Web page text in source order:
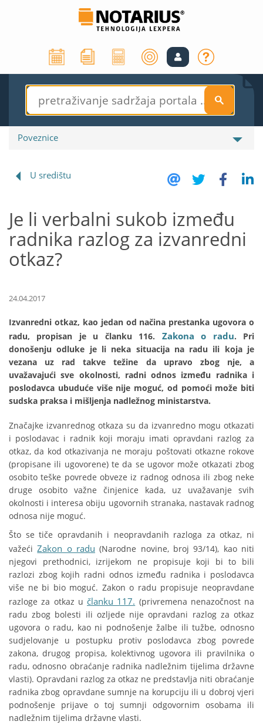
S
Poveznice
U središtu
Je li verbalni sukob između
radnika razlog za izvanredni
otkaz?
24.04.2017
Izvanredni otkaz, kao jedan od načina prestanka ugovora o
radu, propisan je u članku 116. Zakona o radu. Pri
donošenju odluke je li neka situacija na radu ili koja je
vezana uz rad takve težine da upravo zbog nje, a
uvažavajući sve okolnosti, radni odnos između radnika i
poslodavca ubuduće više nije moguć, od pomoći može biti
sudska praksa i mišljenja nadležnog ministarstva.
Značajke izvanrednog otkaza su da izvanredno mogu otkazati
i poslodavac i radnik koji moraju imati opravdani razlog za
otkaz, da kod otkazivanja ne moraju poštovati otkazne rokove
(propisane ili ugovorene) te da se ugovor može otkazati zbog
osobito teške povrede obveze iz radnog odnosa ili zbog neke
druge osobito važne činjenice kada, uz uvažavanje svih
okolnosti i interesa obiju ugovornih stranaka, nastavak radnog
odnosa nije moguć.
Što se tiče opravdanih i neopravdanih razloga za otkaz, ni
važećiZakon o radu (Narodne novine, broj 93/14), kao niti
njegovi prethodnici, izrijekom ne propisuje koji bi to bili
razlozi zbog kojih radni odnos između radnika i poslodavca
više ne bi bio moguć. Zakon o radu propisuje neopravdane
razloge za otkaz u članku 117. (privremena nenazočnost na
radu zbog bolesti ili ozljede nije opravdani razlog za otkaz
ugovora o radu, kao ni podnošenje žalbe ili tužbe, odnosno
sudjelovanje u postupku protiv poslodavca zbog povrede
zakona, drugog propisa, kolektivnog ugovora ili pravilnika o
radu, odnosno obraćanje radnika nadležnim tijelima državne
vlasti). Opravdani razlog za otkaz ne predstavlja niti obraćanje
radnika zbog opravdane sumnje na korupciju ili u dobroj vjeri
podnošenje prijave o toj sumnji odgovornim osobama ili
nadležnim tijelima državne vlasti.